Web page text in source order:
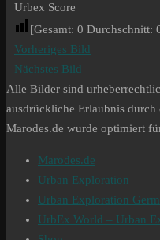
Urbex Score
[Gesamt: 0 Durchschnitt:
Vorheriges Bild
Nächstes Bild
Alle Bilder sind
ausdrückliche Erlaubnis durch
Marodes.de wurde optimiert
Marodes.de
Urban Exploration
Urban Exploration
UrbEx World – Urban